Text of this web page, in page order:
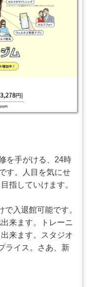
を手がける、24時
す。人目を気にせ
指していけます。
入退館可能です。
来ます。トレーニ
来ます。スタジオ
ライス。さあ、新